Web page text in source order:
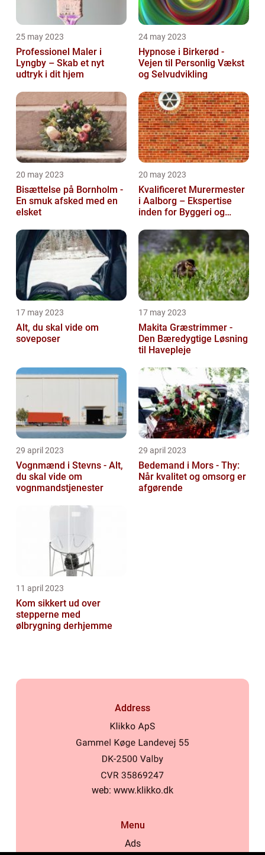
25 may 2023
Professionel Maler i
Lyngby – Skab et nyt
udtryk i dit hjem
24 may 2023
Hypnose i Birkerød -
Vejen til Personlig Vækst
og Selvudvikling
20 may 2023
Bisættelse på Bornholm -
En smuk afsked med en
elsket
20 may 2023
Kvalificeret Murermester
i Aalborg – Ekspertise
inden for Byggeri og
17 may 2023
Alt, du skal vide om
soveposer
17 may 2023
Makita Græstrimmer -
Den Bæredygtige Løsning
til Havepleje
29 april 2023
Vognmænd i Stevns - Alt,
du skal vide om
vognmandstjenester
29 april 2023
Bedemand i Mors - Thy:
Når kvalitet og omsorg er
afgørende
11 april 2023
Kom sikkert ud over
stepperne med
ølbrygning derhjemme
Address
web: www.klikko.dk
Menu
Ads